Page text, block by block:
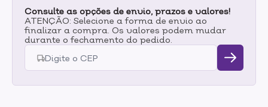
destaque. E o melhor? Tudo isso com a qualidade e o
cuidado que só a Impala pode oferecer, para que você
arrase sem preocupações.
Consulte as opções de envio, prazos e valores!
ATENÇÃO: Selecione a forma de envio ao
finalizar a compra. Os valores podem mudar
durante o fechamento do pedido.